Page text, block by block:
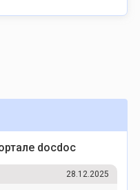
docdoc
28.12.2025